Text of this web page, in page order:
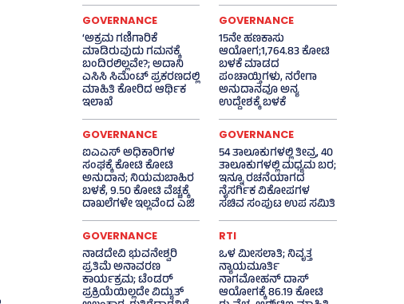
GOVERNANCE
‘ಅಕ್ರಮ ಗಣಿಗಾರಿಕೆ
ಮಾಡಿರುವುದು ಗಮನಕ್ಕೆ
ಬಂದಿರಲಿಲ್ಲವೇ?; ಅದಾನಿ
ಎಸಿಸಿ ಸಿಮೆಂಟ್ ಪ್ರಕರಣದಲ್ಲಿ
ಮಾಹಿತಿ ಕೋರಿದ ಆರ್ಥಿಕ
ಇಲಾಖೆ
GOVERNANCE
15ನೇ ಹಣಕಾಸು
ಆಯೋಗ;1,764.83 ಕೋಟಿ
ಬಳಕೆ ಮಾಡದ
ಪಂಚಾಯ್ತಿಗಳು, ನರೇಗಾ
ಅನುದಾನವೂ ಅನ್ಯ
ಉದ್ದೇಶಕ್ಕೆ ಬಳಕೆ
GOVERNANCE
ಐಎಎಸ್‌ ಅಧಿಕಾರಿಗಳ
ಸಂಘಕ್ಕೆ ಕೋಟಿ ಕೋಟಿ
ಅನುದಾನ; ನಿಯಮಬಾಹಿರ
ಬಳಕೆ, 9.50 ಕೋಟಿ ವೆಚ್ಚಕ್ಕೆ
ದಾಖಲೆಗಳೇ ಇಲ್ಲವೆಂದ ಎಜಿ
GOVERNANCE
54 ತಾಲೂಕುಗಳಲ್ಲಿ ತೀವ್ರ, 40
ತಾಲೂಕುಗಳಲ್ಲಿ ಮಧ್ಯಮ ಬರ;
ಇನ್ನೂ ರಚನೆಯಾಗದ
ನೈಸರ್ಗಿಕ ವಿಕೋಪಗಳ
ಸಚಿವ ಸಂಪುಟ ಉಪ ಸಮಿತಿ
GOVERNANCE
ನಾಡದೇವಿ ಭುವನೇಶ್ವರಿ
ಪ್ರತಿಮೆ ಅನಾವರಣ
ಕಾರ್ಯಕ್ರಮ; ಟೆಂಡರ್
ಪ್ರಕ್ರಿಯೆಯಿಲ್ಲದೇ ವಿದ್ಯುತ್‌
RTI
ಒಳ ಮೀಸಲಾತಿ; ನಿವೃತ್ತ
ನ್ಯಾಯಮೂರ್ತಿ
ನಾಗಮೋಹನ್ ದಾಸ್
ಆಯೋಗಕ್ಕೆ 86.19 ಕೋಟಿ